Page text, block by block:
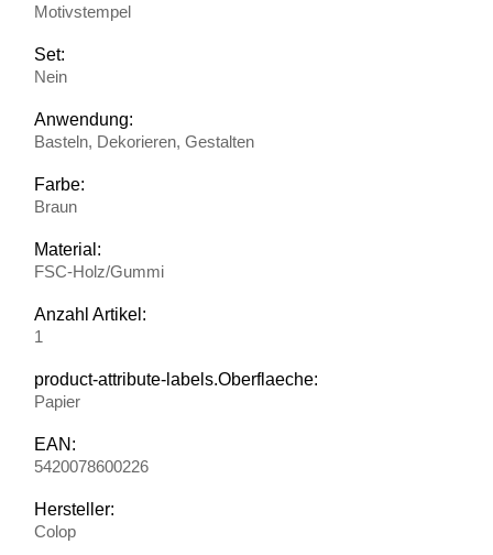
Motivstempel
Set:
Nein
Anwendung:
Basteln, Dekorieren, Gestalten
Farbe:
Braun
Material:
FSC-Holz/Gummi
Anzahl Artikel:
1
product-attribute-labels.Oberflaeche:
Papier
EAN:
5420078600226
Hersteller:
Colop